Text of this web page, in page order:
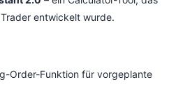
entwickelt wurde.
Order-Funktion für vorgeplante